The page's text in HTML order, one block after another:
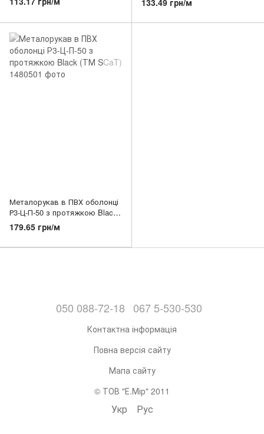
Металорукав в ПВХ оболонці
Р3-Ц-П-50 з протяжкою Black
(ТМ SCaT)
179.65 грн/м
050 088-72-18 067 5-530-530
Контактна інформація
Повна версія сайту
Мапа сайту
© ТОВ "Е.Мір" 2011
Укр Рус